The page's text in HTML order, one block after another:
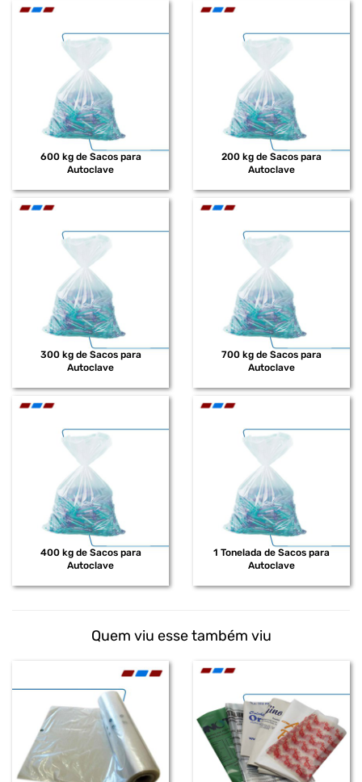
600 kg de Sacos para
Autoclave
200 kg de Sacos para
Autoclave
300 kg de Sacos para
Autoclave
700 kg de Sacos para
Autoclave
400 kg de Sacos para
Autoclave
1 Tonelada de Sacos para
Autoclave
Quem viu esse também viu